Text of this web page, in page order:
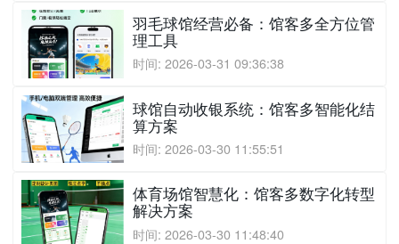
羽毛球馆经营必备：馆客多全方位管
理工具
时间: 2026-03-31 09:36:38
球馆自动收银系统：馆客多智能化结
算方案
时间: 2026-03-30 11:55:51
体育场馆智慧化：馆客多数字化转型
解决方案
时间: 2026-03-30 11:48:40